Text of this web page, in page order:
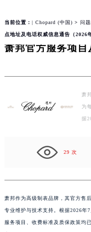
当前位置： | Chopard (中国) > 问
点地址及电话权威信息通告（2026
萧
为
据
29 次
萧邦作为高级制表品牌，其官方售
专业维护与技术支持。根据2026年
服务项目、收费标准及质保政策均